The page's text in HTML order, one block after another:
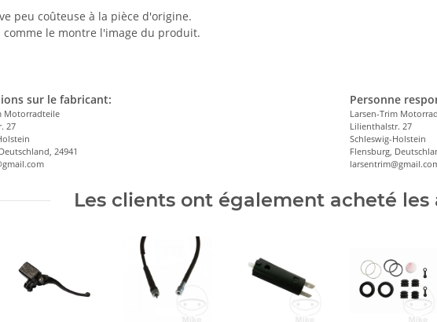
peu coûteuse à la pièce d'origine.
comme le montre l'image du produit.
sur le fabricant:
Motorradteile
27
24941
Personne
Larsen-Trim
Lilienthalstr. 27
Schleswig-Holstein
Flensburg,
Les clients ont également acheté les